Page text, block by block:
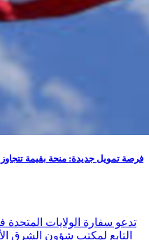
تدعو سفارة الولايات
التابع لمكتب شؤون الشرق